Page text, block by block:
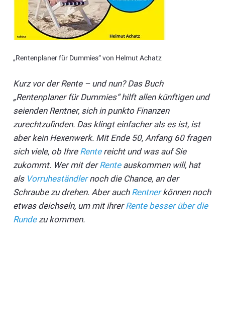
„Rentenplaner für Dummies“ von Helmut Achatz
Kurz vor der Rente – und nun? Das Buch
„Rentenplaner für Dummies“ hilft allen künftigen und
seienden Rentner, sich in punkto Finanzen
zurechtzufinden. Das klingt einfacher als es ist, ist
aber kein Hexenwerk. Mit Ende 50, Anfang 60 fragen
sich viele, ob Ihre Rentereicht und was auf Sie
zukommt. Wer mit derRenteauskommen will, hat
als Vorruheständlernoch die Chance, an der
Schraube zu drehen. Aber auch Rentnerkönnen noch
etwas deichseln, um mit ihrerRente besser über die
Rundezu kommen.